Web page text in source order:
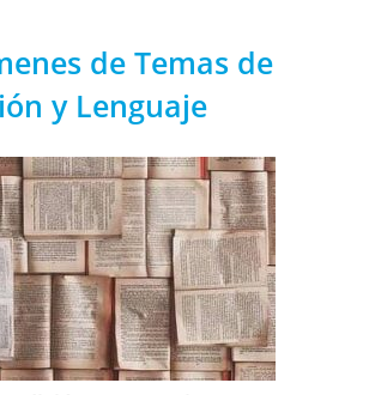
de Temas de
y Lenguaje